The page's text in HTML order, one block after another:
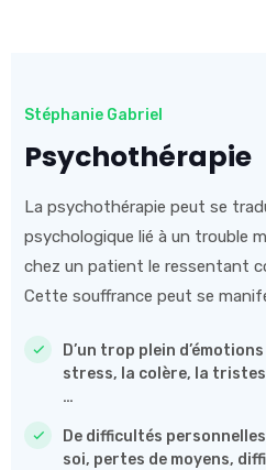
Stéphanie Gabriel
Psychothérapie
La psychothérapie peut se
psychologique lié à un trouble
chez un patient le ressentant
Cette souffrance peut se
D’un trop plein
stress, la colère, la
…
De difficultés
soi, pertes de moyens,